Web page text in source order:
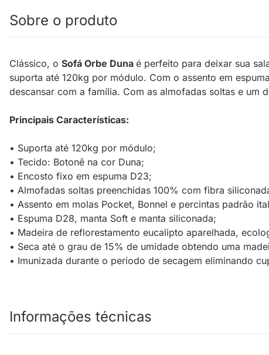
Sobre o produto
Clássico, o Sofá Orbe Duna é perfeito para deixar sua
suporta até 120kg por módulo. Com o assento em
descansar com a família. Com as almofadas soltas e um
Principais Características:
• Suporta até 120kg por módulo;
• Tecido: Botonê na cor Duna;
• Encosto fixo em espuma D23;
• Almofadas soltas preenchidas 100% com fibra
• Assento em molas Pocket, Bonnel e percintas padrão
• Espuma D28, manta Soft e manta siliconada;
• Madeira de reflorestamento eucalipto aparelhada,
• Seca até o grau de 15% de umidade obtendo uma
• Imunizada durante o período de secagem eliminando
Informações técnicas